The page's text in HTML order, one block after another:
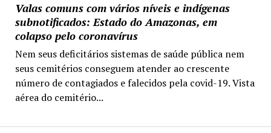
Valas comuns com vários níveis e indígenas
subnotificados: Estado do Amazonas, em
colapso pelo coronavírus
Nem seus deficitários sistemas de saúde pública nem
seus cemitérios conseguem atender ao crescente
número de contagiados e falecidos pela covid-19. Vista
aérea do cemitério...